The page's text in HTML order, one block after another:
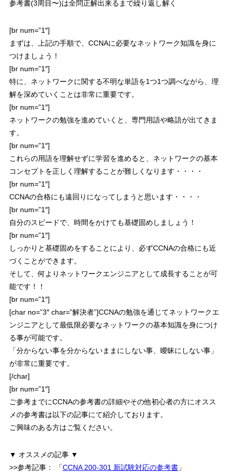
参考書(3周目〜)は全問正解出来るまで繰り返し解く
[br num=”1″]
まずは、上記の手順で、CCNAに必要なネットワーク知識を身に
つけましょう！
[br num=”1″]
特に、 ネットワークに関する不明な単語を1つ1つ調べながら、理
解を深めていくことは非常に重要です。
[br num=”1″]
ネットワークの勉強を進めていくと、専門用語や略語が出てきま
す。
[br num=”1″]
これらの用語を理解せずに学習を進めると、ネットワークの基本
コンセプトを正しく理解することが難しくなります・・・・
[br num=”1″]
CCNAの合格にも遠回りになってしまうと思います・・・・
[br num=”1″]
自分のスピードで、時間をかけても基礎固めしましょう！
[br num=”1″]
しっかりと基礎固めをすることにより、 必ずCCNAの合格にも近
づくことができます。
そして、何よりネットワークエンジニアとして成長することが可
能です！！
[br num=”1″]
[char no=”3″ char=”解決者”]CCNAの勉強を通じてネットワークエ
ンジニアとして最低限必要なネットワークの基本知識を身につけ
る事が可能です。
「分からない事を分からないままにしない事、曖昧にしない事」
が非常に重要です。
[/char]
[br num=”1″]
ご参考までにCCNAの参考書の詳細やその他初心者の方にオスス
メの参考書は以下の記事にて紹介しております。
ご興味のある方はご覧ください。
▼ オススメの記事 ▼
>>参考記事：
「CCNA 200-301 新試験対応の参考書」